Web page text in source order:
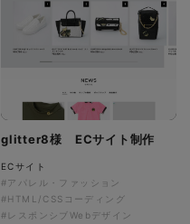
glitter8様 ECサイト制作
ECサイト
#アパレル・ファッション
#HTML/CSSコーディング
#レスポンシブWebデザイン